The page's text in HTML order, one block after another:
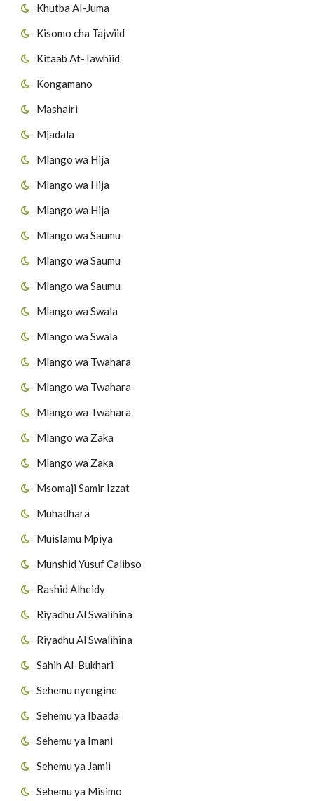
Khutba Al-Juma
Kisomo cha Tajwiid
Kitaab At-Tawhiid
Kongamano
Mashairi
Mjadala
Mlango wa Hija
Mlango wa Hija
Mlango wa Hija
Mlango wa Saumu
Mlango wa Saumu
Mlango wa Saumu
Mlango wa Swala
Mlango wa Swala
Mlango wa Twahara
Mlango wa Twahara
Mlango wa Twahara
Mlango wa Zaka
Mlango wa Zaka
Msomaji Samir Izzat
Muhadhara
Muislamu Mpiya
Munshid Yusuf Calibso
Rashid Alheidy
Riyadhu Al Swalihina
Riyadhu Al Swalihina
Sahih Al-Bukhari
Sehemu nyengine
Sehemu ya Ibaada
Sehemu ya Imani
Sehemu ya Jamii
Sehemu ya Misimo